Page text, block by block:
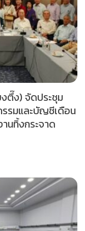
งตึ๊ง) จัดประชุม
รมและบัญชีเดือน
นทิ้งกระจาด